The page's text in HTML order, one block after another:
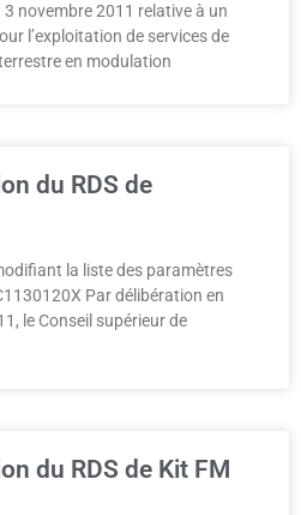
novembre 2011 relative à un
l’exploitation de services de
en modulation
du RDS de
la liste des paramètres
Par délibération en
le Conseil supérieur de
du RDS de Kit FM